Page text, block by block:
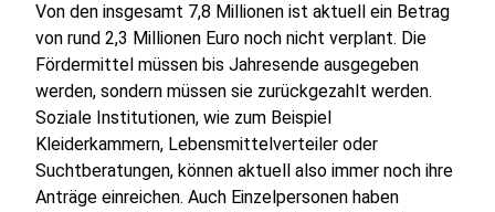
Von den insgesamt 7,8 Millionen ist aktuell ein Betrag
von rund 2,3 Millionen Euro noch nicht verplant. Die
Fördermittel müssen bis Jahresende ausgegeben
werden, sondern müssen sie zurückgezahlt werden.
Soziale Institutionen, wie zum Beispiel
Kleiderkammern, Lebensmittelverteiler oder
Suchtberatungen, können aktuell also immer noch ihre
Anträge einreichen. Auch Einzelpersonen haben